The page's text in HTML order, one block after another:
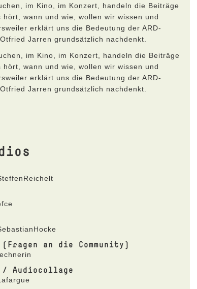
im Kino, im Konzert, handeln die Beiträge
wann und wie, wollen wir wissen und
erklärt uns die Bedeutung der ARD-
Jarren grundsätzlich nachdenkt.
im Kino, im Konzert, handeln die Beiträge
wann und wie, wollen wir wissen und
erklärt uns die Bedeutung der ARD-
Jarren grundsätzlich nachdenkt.
an die Community)
Audiocollage